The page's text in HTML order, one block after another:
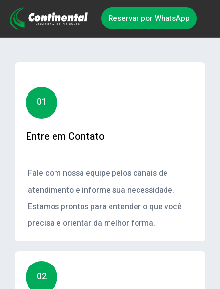
Reservar por WhatsApp
01
Entre em Contato
Fale com nossa equipe pelos canais de
atendimento e informe sua necessidade.
Estamos prontos para entender o que você
precisa e orientar da melhor forma.
02